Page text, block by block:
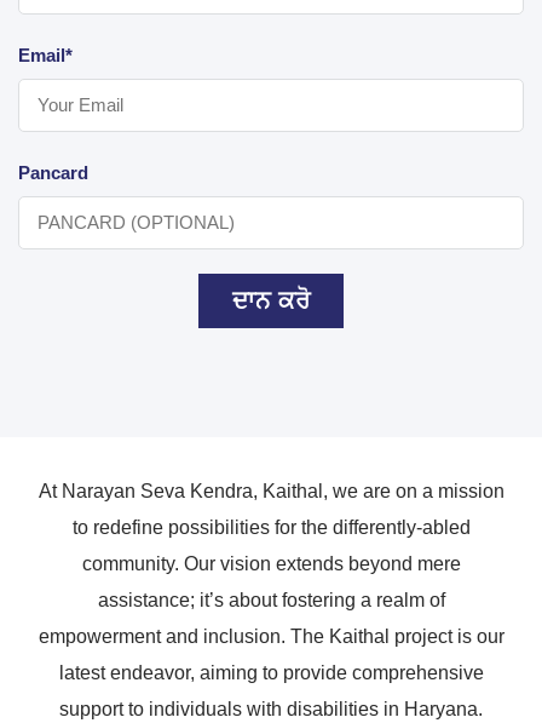
Email*
Pancard
ਦਾਨ ਕਰੋ
At Narayan Seva Kendra, Kaithal, we are on a mission
to redefine possibilities for the differently-abled
community. Our vision extends beyond mere
assistance; it’s about fostering a realm of
empowerment and inclusion. The Kaithal project is our
latest endeavor, aiming to provide comprehensive
support to individuals with disabilities in Haryana.